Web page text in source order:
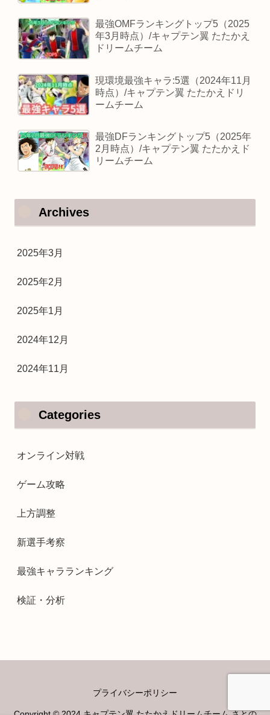
最強OMFランキングトップ5（2025
年3月時点）/キャプテン翼 たたかえ
ドリームチーム
現環境最強キャラ:5選（2024年11月
時点）/キャプテン翼 たたかえドリ
ームチーム
最強DFランキングトップ5（2025年
2月時点）/キャプテン翼 たたかえド
リームチーム
Archives
2025年3月
2025年2月
2025年1月
2024年12月
2024年11月
Categories
オンライン対戦
ゲーム攻略
上方調整
新選手考察
最強キャラランキング
検証・分析
プライバシーポリシー